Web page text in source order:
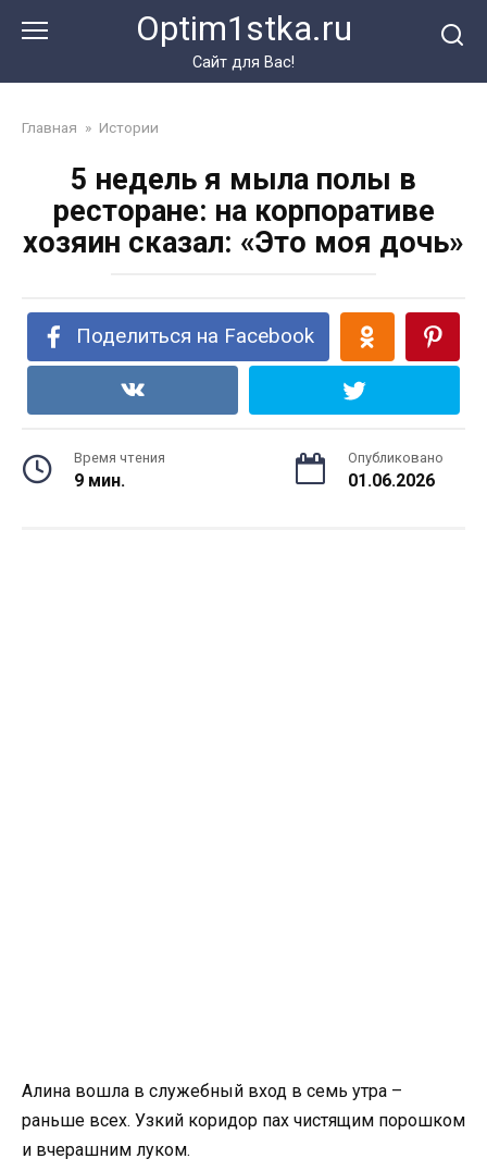
Optim1stka.ru
Сайт для Вас!
Главная » Истории
5 недель я мыла полы в
ресторане: на корпоративе
хозяин сказал: «Это моя дочь»
Поделиться на Facebook
Время чтения
9 мин.
Опубликовано
01.06.2026
Алина вошла в служебный вход в семь утра –
раньше всех. Узкий коридор пах чистящим порошком
и вчерашним луком.